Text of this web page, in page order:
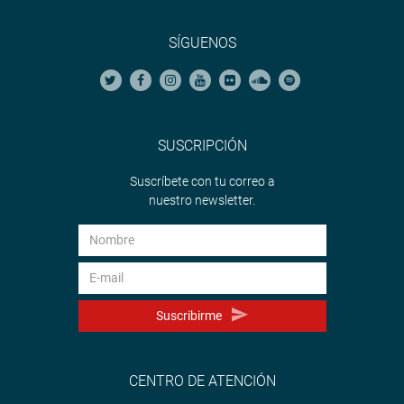
SÍGUENOS
SUSCRIPCIÓN
Suscríbete con tu correo a
nuestro newsletter.
Suscribirme
CENTRO DE ATENCIÓN